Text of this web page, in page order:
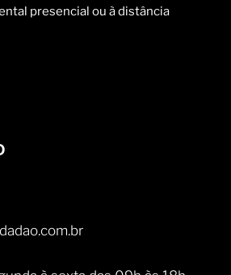
presencial ou à distância